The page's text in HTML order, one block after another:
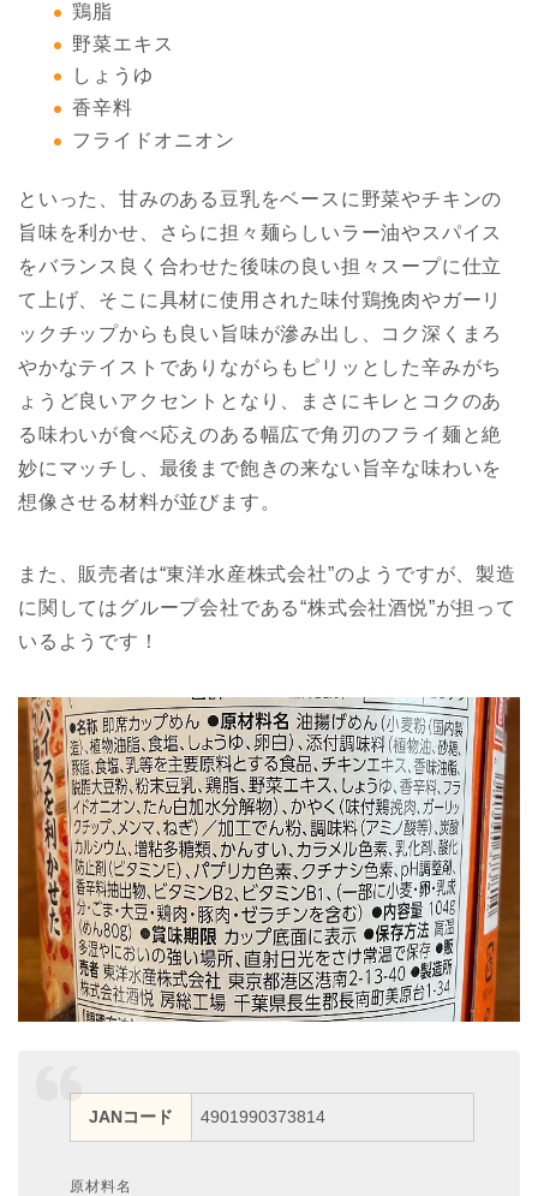
鶏脂
野菜エキス
しょうゆ
香辛料
フライドオニオン
といった、甘みのある豆乳をベースに野菜やチキンの
旨味を利かせ、さらに担々麺らしいラー油やスパイス
をバランス良く合わせた後味の良い担々スープに仕立
て上げ、そこに具材に使用された味付鶏挽肉やガーリ
ックチップからも良い旨味が滲み出し、コク深くまろ
やかなテイストでありながらもピリッとした辛みがち
ょうど良いアクセントとなり、まさにキレとコクのあ
る味わいが食べ応えのある幅広で角刃のフライ麺と絶
妙にマッチし、最後まで飽きの来ない旨辛な味わいを
想像させる材料が並びます。
また、販売者は“東洋水産株式会社”のようですが、製造
に関してはグループ会社である“株式会社酒悦”が担って
いるようです！
JANコード 4901990373814
原材料名